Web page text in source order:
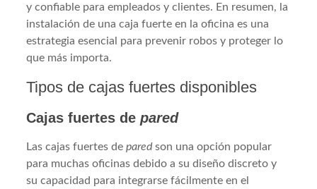
y confiable para empleados y clientes. En resumen, la
instalación de una caja fuerte en la oficina es una
estrategia esencial para prevenir robos y proteger lo
que más importa.
Tipos de cajas fuertes disponibles
Cajas fuertes depared
Las cajas fuertes deparedson una opción popular
para muchas oficinas debido a su diseño discreto y
su capacidad para integrarse fácilmente en el